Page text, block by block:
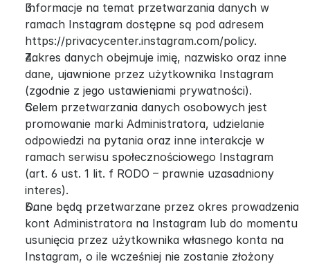
Informacje na temat przetwarzania danych w
ramach Instagram dostępne są pod adresem
https://privacycenter.instagram.com/policy.
Zakres danych obejmuje imię, nazwisko oraz inne
dane, ujawnione przez użytkownika Instagram
(zgodnie z jego ustawieniami prywatności).
Celem przetwarzania danych osobowych jest
promowanie marki Administratora, udzielanie
odpowiedzi na pytania oraz inne interakcje w
ramach serwisu społecznościowego Instagram
(art. 6 ust. 1 lit. f RODO – prawnie uzasadniony
interes).
Dane będą przetwarzane przez okres prowadzenia
kont Administratora na Instagram lub do momentu
usunięcia przez użytkownika własnego konta na
Instagram, o ile wcześniej nie zostanie złożony